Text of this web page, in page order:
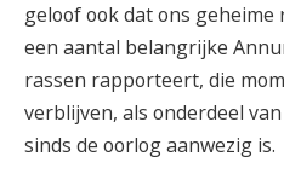
geloof ook dat ons
een aantal belangrijke
rassen rapporteert, die
verblijven, als onderdeel
sinds de oorlog aanwezig is.